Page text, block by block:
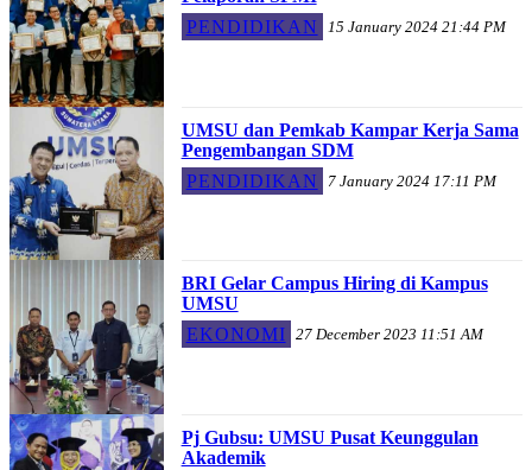
PENDIDIKAN
15 January 2024 21:44 PM
UMSU dan Pemkab Kampar Kerja Sama
Pengembangan SDM
PENDIDIKAN
7 January 2024 17:11 PM
BRI Gelar Campus Hiring di Kampus
UMSU
EKONOMI 27 December 2023 11:51 AM
Pj Gubsu: UMSU Pusat Keunggulan
Akademik